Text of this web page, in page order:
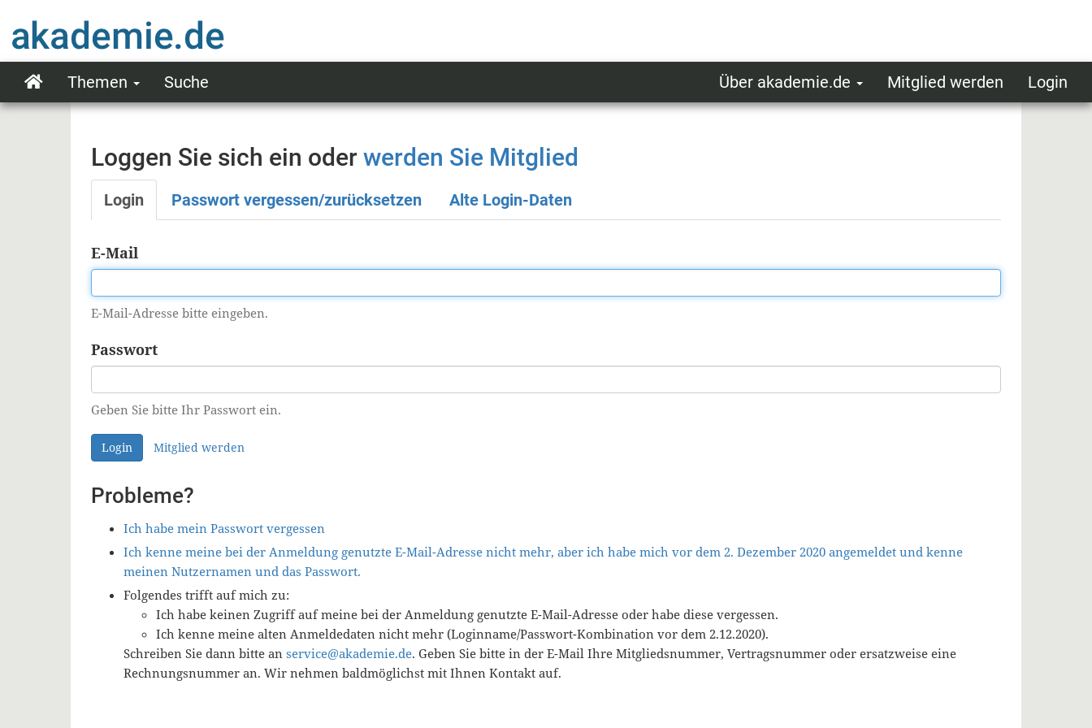
zum
Inhalt
Main
Themen Suche
User
Über akademie.de Mitglied werden Login
Loggen Sie sich ein oder werden Sie Mitglied
Primäre
Reiter
Login Passwort vergessen/zurücksetzen Alte Login-Daten
E-Mail
E-Mail-Adresse bitte eingeben.
Passwort
Geben Sie bitte Ihr Passwort ein.
Login Mitglied werden
Probleme?
Ich habe mein Passwort vergessen
Ich kenne meine bei der Anmeldung genutzte E-Mail-Adresse nicht mehr, aber ich habe mich vor dem 2. Dezember 2020 angemeldet und kenne
meinen Nutzernamen und das Passwort.
Folgendes trifft auf mich zu:
Ich habe keinen Zugriff auf meine bei der Anmeldung genutzte E-Mail-Adresse oder habe diese vergessen.
Ich kenne meine alten Anmeldedaten nicht mehr (Loginname/Passwort-Kombination vor dem 2.12.2020).
Schreiben Sie dann bitte an service@akademie.de. Geben Sie bitte in der E-Mail Ihre Mitgliedsnummer, Vertragsnummer oder ersatzweise eine
Rechnungsnummer an. Wir nehmen baldmöglichst mit Ihnen Kontakt auf.